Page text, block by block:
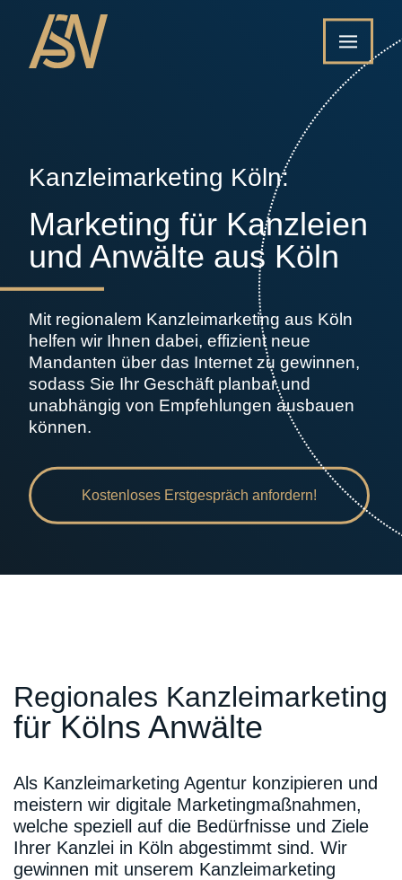
Kanzleimarketing Köln:
Marketing für Kanzleien
und Anwälte aus Köln
Mit regionalem Kanzleimarketing aus Köln
helfen wir Ihnen dabei, effizient neue
Mandanten über das Internet zu gewinnen,
sodass Sie Ihr Geschäft planbar und
unabhängig von Empfehlungen ausbauen
können.
Kostenloses Erstgespräch anfordern!
Regionales Kanzleimarketing
für Kölns Anwälte
Als Kanzleimarketing Agentur konzipieren und
meistern wir digitale Marketingmaßnahmen,
welche speziell auf die Bedürfnisse und Ziele
Ihrer Kanzlei in Köln abgestimmt sind. Wir
gewinnen mit unserem Kanzleimarketing